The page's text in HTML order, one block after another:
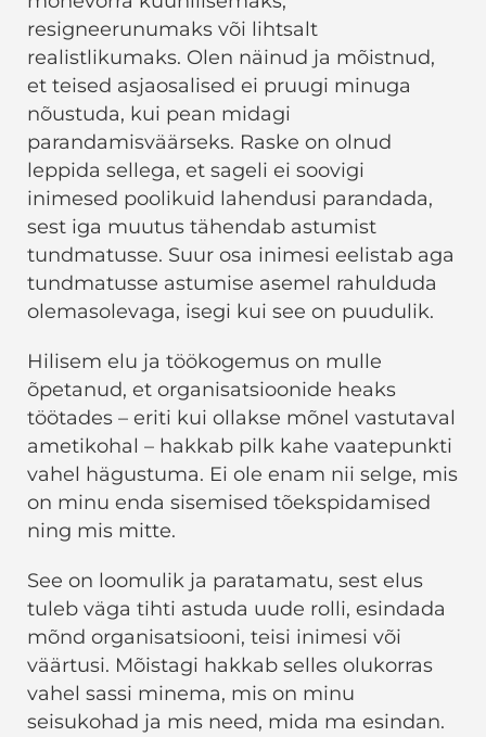
resigneerunumaks või lihtsalt
realistlikumaks. Olen näinud ja mõistnud,
et teised asjaosalised ei pruugi minuga
nõustuda, kui pean midagi
parandamisväärseks. Raske on olnud
leppida sellega, et sageli ei soovigi
inimesed poolikuid lahendusi parandada,
sest iga muutus tähendab astumist
tundmatusse. Suur osa inimesi eelistab aga
tundmatusse astumise asemel rahulduda
olemasolevaga, isegi kui see on puudulik.
Hilisem elu ja töökogemus on mulle
õpetanud, et organisatsioonide heaks
töötades – eriti kui ollakse mõnel vastutaval
ametikohal – hakkab pilk kahe vaatepunkti
vahel hägustuma. Ei ole enam nii selge, mis
on minu enda sisemised tõekspidamised
ning mis mitte.
See on loomulik ja paratamatu, sest elus
tuleb väga tihti astuda uude rolli, esindada
mõnd organisatsiooni, teisi inimesi või
väärtusi. Mõistagi hakkab selles olukorras
vahel sassi minema, mis on minu
seisukohad ja mis need, mida ma esindan.